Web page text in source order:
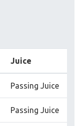
Juice
Passing Juice
Passing Juice